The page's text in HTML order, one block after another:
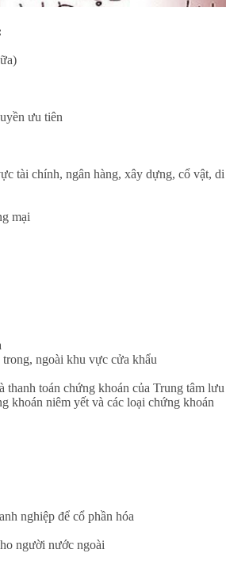
ưu tiên
tài chính, ngân hàng, xây dựng, cổ vật, di
mại
ngoài khu vực cửa khẩu
toán chứng khoán của Trung tâm lưu
khoán niêm yết và các loại chứng khoán
nghiệp để cổ phần hóa
người nước ngoài